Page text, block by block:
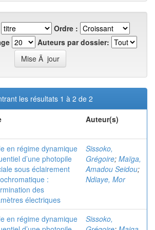
Ordre :
Auteurs par dossier:
les résultats 1 à 2 de 2
Auteur(s)
en régime dynamique
d’une photopile
sous éclairement
:
des
électriques
Sissoko,
Grégoire; Maïga,
Amadou Seidou;
Ndiaye, Mor
en régime dynamique
Sissoko,